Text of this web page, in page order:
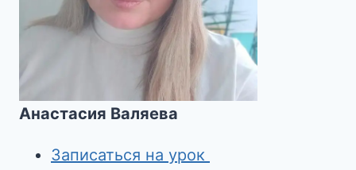
Анастасия Валяева
Записаться на урок